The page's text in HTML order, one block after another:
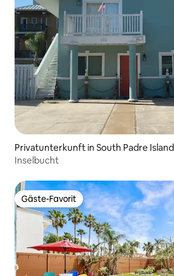
Privatunterkunft in South Padre Island
Inselbucht
Gäste-Favorit
Gäste-Favorit